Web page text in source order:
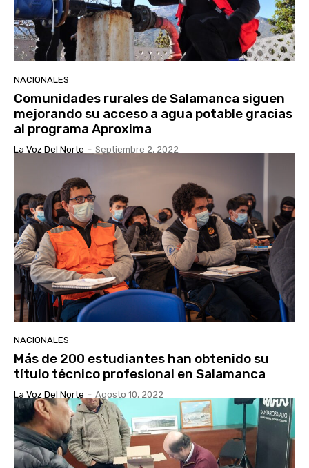
NACIONALES
Comunidades rurales de Salamanca siguen
mejorando su acceso a agua potable gracias
al programa Aproxima
La Voz Del Norte - Septiembre 2, 2022
NACIONALES
Más de 200 estudiantes han obtenido su
título técnico profesional en Salamanca
La Voz Del Norte - Agosto 10, 2022